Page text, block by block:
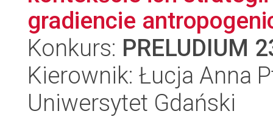
gradiencie
Konkurs: PRELUDIUM
Kierownik: Łucja Anna
Uniwersytet Gdański